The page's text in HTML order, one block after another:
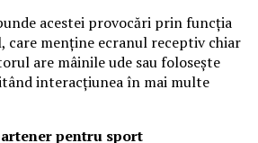
acestei provocări prin funcția
care menține ecranul receptiv chiar
are mâinile ude sau folosește
interacțiunea în mai multe
pentru sport